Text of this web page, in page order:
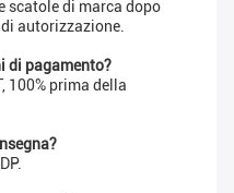
scatole di marca dopo
autorizzazione.
di pagamento?
100% prima della